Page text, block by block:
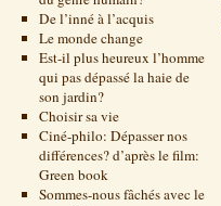
De l’inné à l’acquis
Le monde change
Est-il plus heureux l’homme
qui pas dépassé la haie de
son jardin?
Choisir sa vie
Ciné-philo: Dépasser nos
différences? d’après le film:
Green book
Sommes-nous fâchés avec le